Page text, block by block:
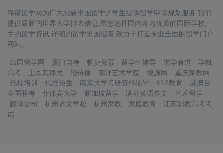
靠谱留学网为广大想要出国留学的学生提供留学申请规划服务,我们
提供最新的世界大学排名信息,帮您选择国内各地优质的国际学校,一
手的留学资讯,详细的留学出国指南,致力于打造专业全面的留学门户
网站。
出国留学网 厦门自考 畅捷教育 留学生辅导 求学有道
学帆
高考
土耳其移民 轻传播 南洋艺术学院 搜题网
重庆家教网
托福培训
代理招生 南京大学考研资料辅导 K12教育
港澳台
全国联考
菲律宾大学 新加坡留学 满分英语作文
艺术留学
翻译公司
杭州鼎文学校 杭州家教 家庭教育
江苏职教高考考
试